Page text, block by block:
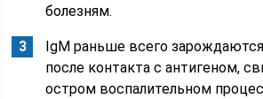
болезням.
IgM раньше всего
после контакта с антигеном,
остром воспалительном